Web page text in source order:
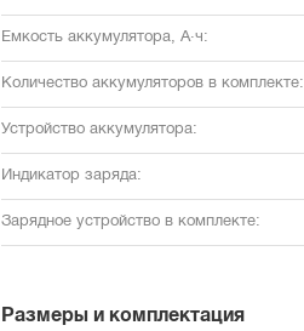
Емкость аккумулятора, А·ч:
Количество аккумуляторов в комплекте:
Устройство аккумулятора:
Индикатор заряда:
Зарядное устройство в комплекте:
Размеры и комплектация